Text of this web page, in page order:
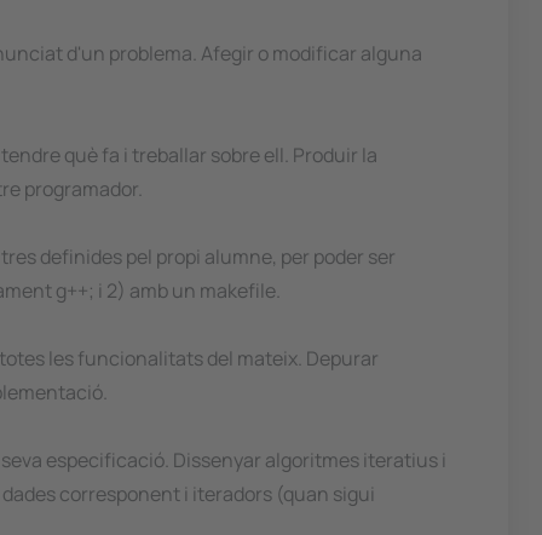
d'un problema. Afegir o modificar alguna
què fa i treballar sobre ell. Produir la
programador.
definides pel propi alumne, per poder ser
g++; i 2) amb un makefile.
les funcionalitats del mateix. Depurar
especificació. Dissenyar algoritmes iteratius i
corresponent i iteradors (quan sigui